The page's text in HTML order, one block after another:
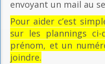
envoyant un mail au
Pour aider c’est
sur les plannings
prénom, et un
joindre.